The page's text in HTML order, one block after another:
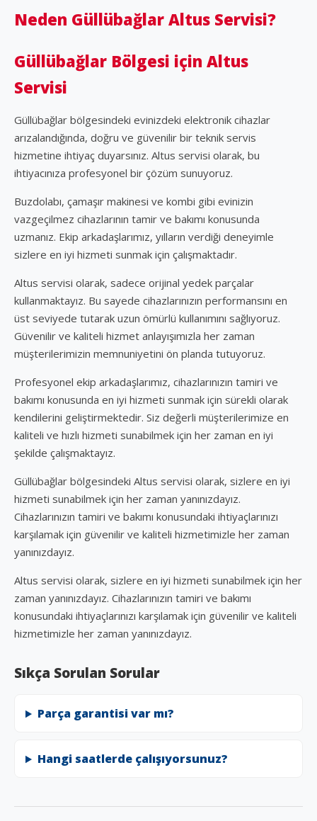
Neden Güllübağlar Altus Servisi?
Güllübağlar Bölgesi için Altus
Servisi
Güllübağlar bölgesindeki evinizdeki elektronik cihazlar
arızalandığında, doğru ve güvenilir bir teknik servis
hizmetine ihtiyaç duyarsınız. Altus servisi olarak, bu
ihtiyacınıza profesyonel bir çözüm sunuyoruz.
Buzdolabı, çamaşır makinesi ve kombi gibi evinizin
vazgeçilmez cihazlarının tamir ve bakımı konusunda
uzmanız. Ekip arkadaşlarımız, yılların verdiği deneyimle
sizlere en iyi hizmeti sunmak için çalışmaktadır.
Altus servisi olarak, sadece orijinal yedek parçalar
kullanmaktayız. Bu sayede cihazlarınızın performansını en
üst seviyede tutarak uzun ömürlü kullanımını sağlıyoruz.
Güvenilir ve kaliteli hizmet anlayışımızla her zaman
müşterilerimizin memnuniyetini ön planda tutuyoruz.
Profesyonel ekip arkadaşlarımız, cihazlarınızın tamiri ve
bakımı konusunda en iyi hizmeti sunmak için sürekli olarak
kendilerini geliştirmektedir. Siz değerli müşterilerimize en
kaliteli ve hızlı hizmeti sunabilmek için her zaman en iyi
şekilde çalışmaktayız.
Güllübağlar bölgesindeki Altus servisi olarak, sizlere en iyi
hizmeti sunabilmek için her zaman yanınızdayız.
Cihazlarınızın tamiri ve bakımı konusundaki ihtiyaçlarınızı
karşılamak için güvenilir ve kaliteli hizmetimizle her zaman
yanınızdayız.
Altus servisi olarak, sizlere en iyi hizmeti sunabilmek için her
zaman yanınızdayız. Cihazlarınızın tamiri ve bakımı
konusundaki ihtiyaçlarınızı karşılamak için güvenilir ve kaliteli
hizmetimizle her zaman yanınızdayız.
Sıkça Sorulan Sorular
Parça garantisi var mı?
Hangi saatlerde çalışıyorsunuz?